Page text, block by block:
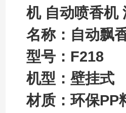
机 自动喷香机
名称：自动飘
型号：F218
机型：壁挂式
材质：环保PP